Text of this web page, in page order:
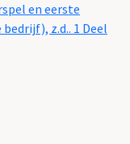
en eerste
z.d.. 1 Deel